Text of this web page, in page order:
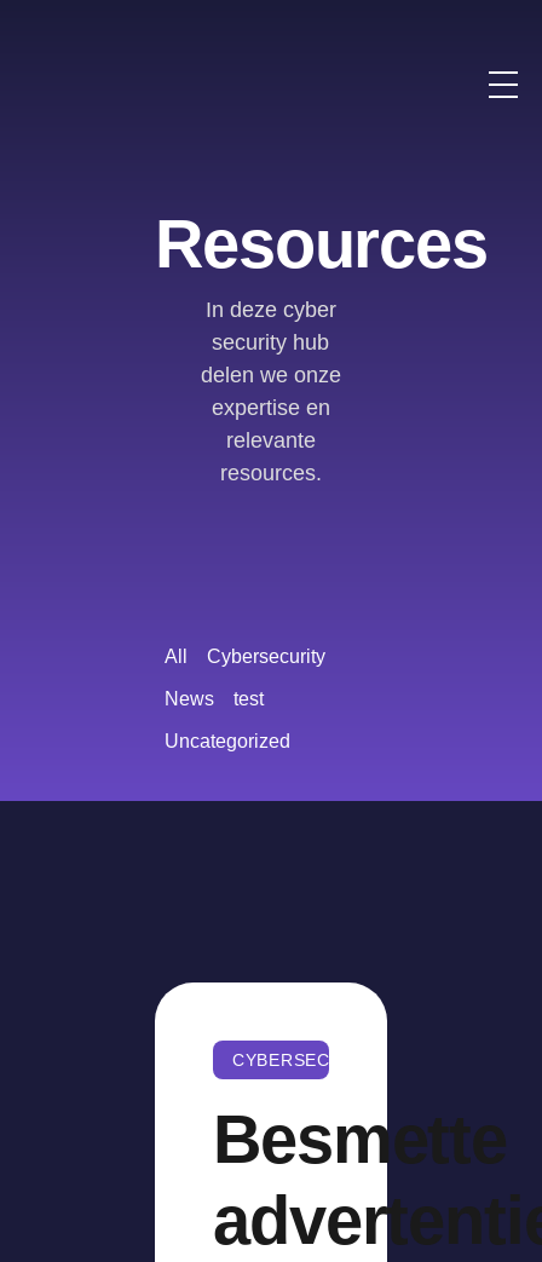
Resources
In deze cyber
security hub
delen we onze
expertise en
relevante
resources.
Cybersecurity
News test
Uncategorized
All
CYBERSECURITY
Besmette